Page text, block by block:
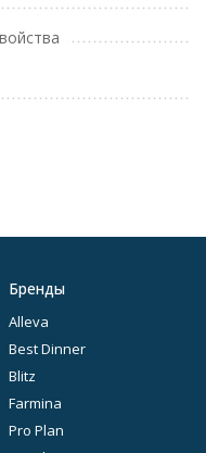
Бренды
Alleva
Best Dinner
Blitz
Farmina
Pro Plan